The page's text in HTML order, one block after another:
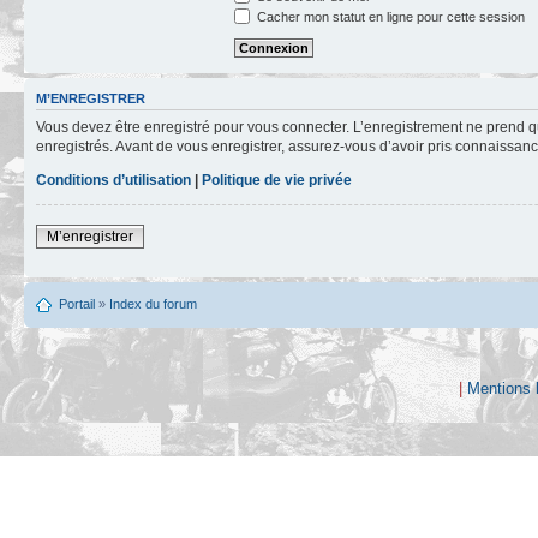
Cacher mon statut en ligne pour cette session
M’ENREGISTRER
Vous devez être enregistré pour vous connecter. L’enregistrement ne
enregistrés. Avant de vous enregistrer, assurez-vous d’avoir pris
Conditions d’utilisation | Politique de vie privée
M’enregistrer
Portail » Index du forum
| Mentions